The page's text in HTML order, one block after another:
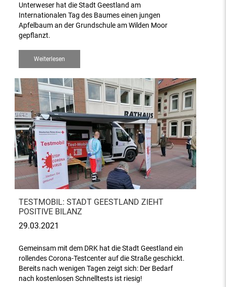
Unterweser hat die Stadt Geestland am
Internationalen Tag des Baumes einen jungen
Apfelbaum an der Grundschule am Wilden Moor
gepflanzt.
Weiterlesen
TESTMOBIL: STADT GEESTLAND ZIEHT
POSITIVE BILANZ
29.03.2021
Gemeinsam mit dem DRK hat die Stadt Geestland ein
rollendes Corona-Testcenter auf die Straße geschickt.
Bereits nach wenigen Tagen zeigt sich: Der Bedarf
nach kostenlosen Schnelltests ist riesig!